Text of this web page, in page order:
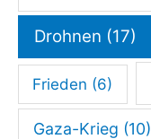
Drohnen (17)
Frieden (6)
Gaza-Krieg (10)